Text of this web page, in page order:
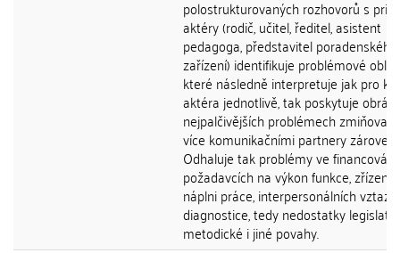
polostrukturovaných rozhovorů s
aktéry (rodič, učitel, ředitel, asistent
pedagoga, představitel poradenského
zařízení) identifikuje problémové
které následně interpretuje jak pro
aktéra jednotlivě, tak poskytuje
nejpalčivějších problémech
více komunikačními partnery zároveň.
Odhaluje tak problémy ve financování,
požadavcích na výkon funkce, zřízení
náplni práce, interpersonálních
diagnostice, tedy nedostatky
metodické i jiné povahy.